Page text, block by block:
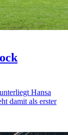
Hansa
damit als erster